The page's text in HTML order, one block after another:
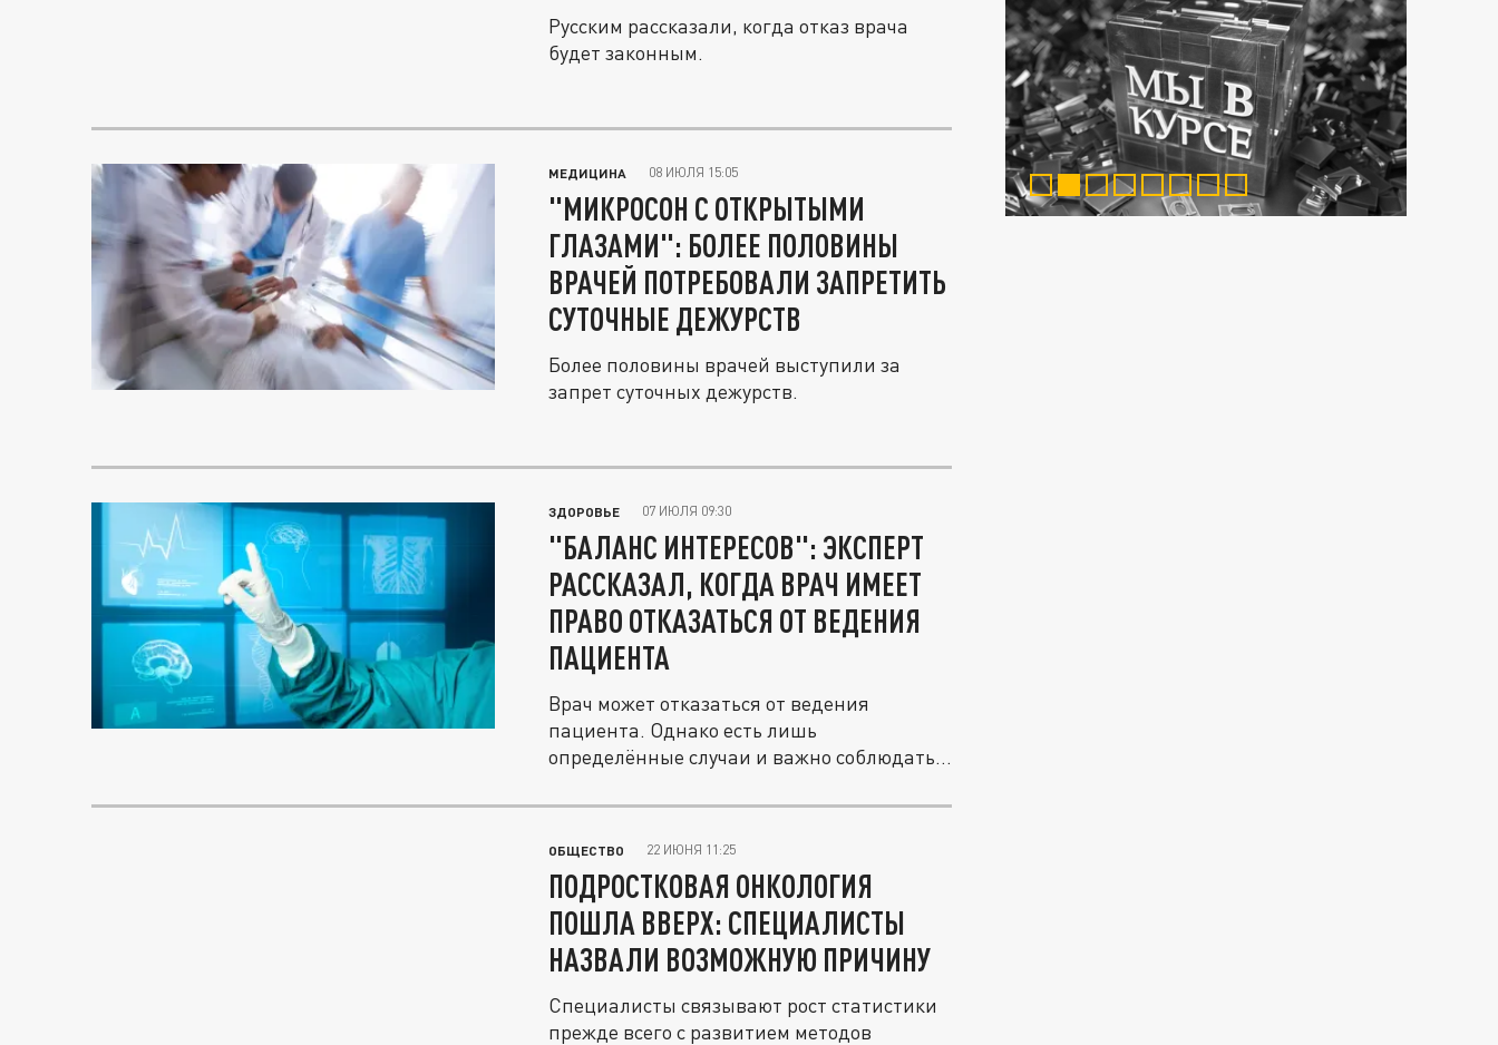
Русским рассказали, когда отказ врача
будет законным.
МЕДИЦИНА 08 ИЮЛЯ 15:05
"МИКРОСОН С ОТКРЫТЫМИ
ГЛАЗАМИ": БОЛЕЕ ПОЛОВИНЫ
ВРАЧЕЙ ПОТРЕБОВАЛИ ЗАПРЕТИТЬ
СУТОЧНЫЕ ДЕЖУРСТВ
Более половины врачей выступили за
запрет суточных дежурств.
ЗДОРОВЬЕ 07 ИЮЛЯ 09:30
"БАЛАНС ИНТЕРЕСОВ": ЭКСПЕРТ
РАССКАЗАЛ, КОГДА ВРАЧ ИМЕЕТ
ПРАВО ОТКАЗАТЬСЯ ОТ ВЕДЕНИЯ
ПАЦИЕНТА
Врач может отказаться от ведения
пациента. Однако есть лишь
определённые случаи и важно соблюдать
ОБЩЕСТВО 22 ИЮНЯ 11:25
ПОДРОСТКОВАЯ ОНКОЛОГИЯ
ПОШЛА ВВЕРХ: СПЕЦИАЛИСТЫ
НАЗВАЛИ ВОЗМОЖНУЮ ПРИЧИНУ
Специалисты связывают рост статистики
прежде всего с развитием методов